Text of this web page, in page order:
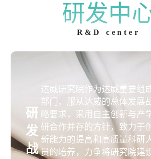
研发中
R&D center
研
发
战
达威研究院作为达威重要组
部门，服从达威的总体发展
略要求，采用自主创新与产
研合作并存的方针，致力于创
新能力的提高和高质量科研
员的培养，力争将研究院建